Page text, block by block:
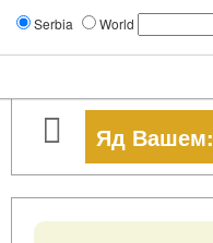
Serbia World
Яд Вашем: